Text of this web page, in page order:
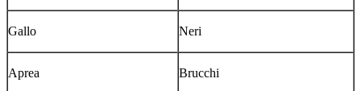
Gallo Neri
Aprea Brucchi